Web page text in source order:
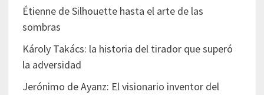
Étienne de Silhouette hasta el arte de las
sombras
Károly Takács: la historia del tirador que superó
la adversidad
Jerónimo de Ayanz: El visionario inventor del